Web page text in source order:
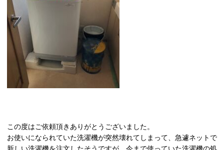
この度はご依頼頂きありがとうございました。
お使いになられていた洗濯機が突然壊れてしまって、急遽ネットで